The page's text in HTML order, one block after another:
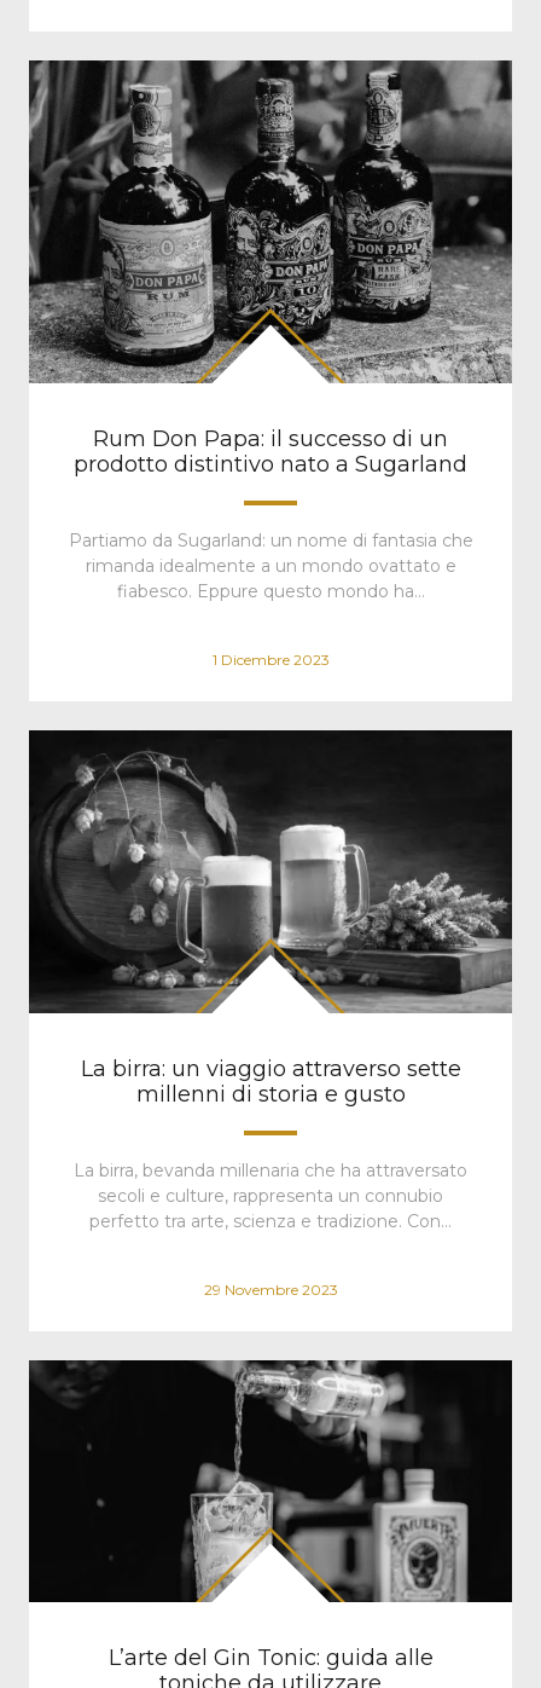
Rum Don Papa: il successo di un
prodotto distintivo nato a Sugarland
Partiamo da Sugarland: un nome di fantasia che
rimanda idealmente a un mondo ovattato e
fiabesco. Eppure questo mondo ha…
1 Dicembre 2023
La birra: un viaggio attraverso sette
millenni di storia e gusto
La birra, bevanda millenaria che ha attraversato
secoli e culture, rappresenta un connubio
perfetto tra arte, scienza e tradizione. Con…
29 Novembre 2023
L’arte del Gin Tonic: guida alle